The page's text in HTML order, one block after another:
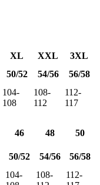
XL XXL
3XL
50/52 54/56 56/58
104-
108
108-
112
112-
117
46 48
50
50/52 54/56 56/58
104-
108-
112-